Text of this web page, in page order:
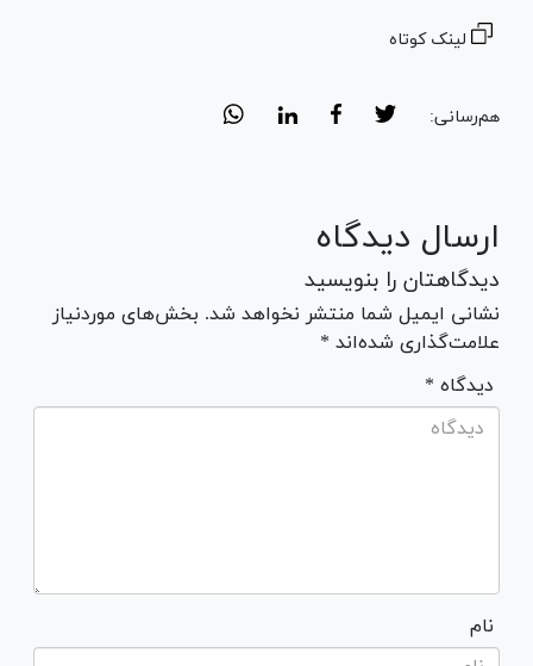
لینک کوتاه
هم‌رسانی:
ارسال دیدگاه
دیدگاهتان را بنویسید
نشانی ایمیل شما منتشر نخواهد شد. بخش‌های موردنیاز
علامت‌گذاری شده‌اند *
* دیدگاه
نام